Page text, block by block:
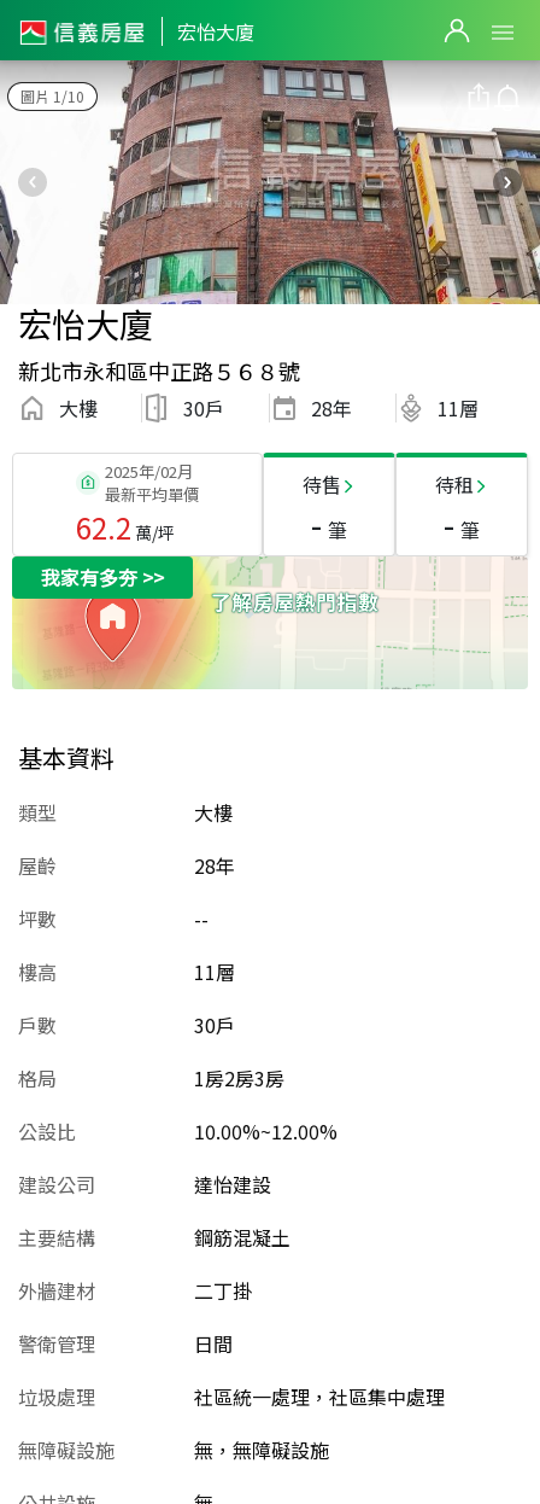
宏怡大廈
圖片 1/10
宏怡大廈
新北市永和區中正路５６８號
大樓 30戶 28年 11層
2025年/02月
最新平均單價
62.2 萬/坪
待售
- 筆
待租
- 筆
我家有多夯>>
基本資料
類型
大樓
屋齡
28年
坪數
--
樓高
11層
戶數
30戶
格局
1房2房3房
公設比
10.00%~12.00%
建設公司
達怡建設
主要結構
鋼筋混凝土
外牆建材
二丁掛
警衛管理
日間
垃圾處理
社區統一處理，社區集中處理
無障礙設施
無，無障礙設施